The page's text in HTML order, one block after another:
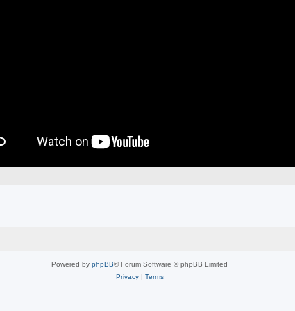
Powered by phpBB® Forum Software © phpBB Limited
Privacy| Terms